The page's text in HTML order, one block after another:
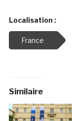
Localisation :
France
Similaire